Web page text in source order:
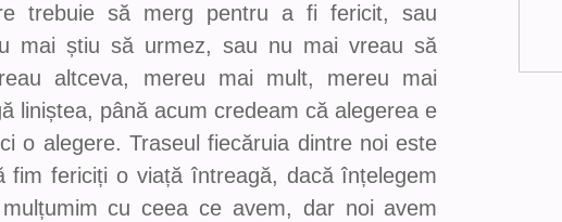
trebuie să merg pentru a fi fericit, sau
mai știu să urmez, sau nu mai vreau să
altceva, mereu mai mult, mereu mai
liniștea, până acum credeam că alegerea e
o alegere. Traseul fiecăruia dintre noi este
fim fericiți o viață întreagă, dacă înțelegem
cu ceea ce avem, dar noi avem